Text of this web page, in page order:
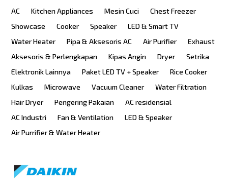
AC Kitchen Appliances Mesin Cuci
Chest Freezer
Showcase
Cooker Speaker
LED & Smart TV
Water Heater
Pipa & Aksesoris AC Air Purifier
Exhaust
Aksesoris & Perlengkapan
Kipas Angin Dryer
Setrika
Elektronik Lainnya
Paket LED TV + Speaker
Rice Cooker
Kulkas
Microwave Vacuum Cleaner
Water Filtration
Hair Dryer
Pengering Pakaian
AC residensial
AC Industri
Fan & Ventilation
LED & Speaker
Air Purrifier & Water Heater